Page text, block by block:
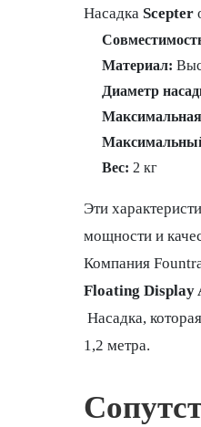
Насадка Scepter
Материал:
Диаметр
Вес: 2 кг
Эти
мощности и
Компания
Floating Display
Насадка,
1,2 метра.